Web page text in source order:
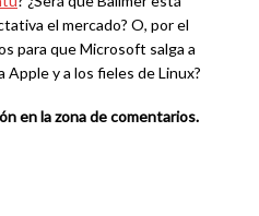
el mercado? O, por el
para que Microsoft salga a
Apple y a los fieles de Linux?
en la zona de comentarios.